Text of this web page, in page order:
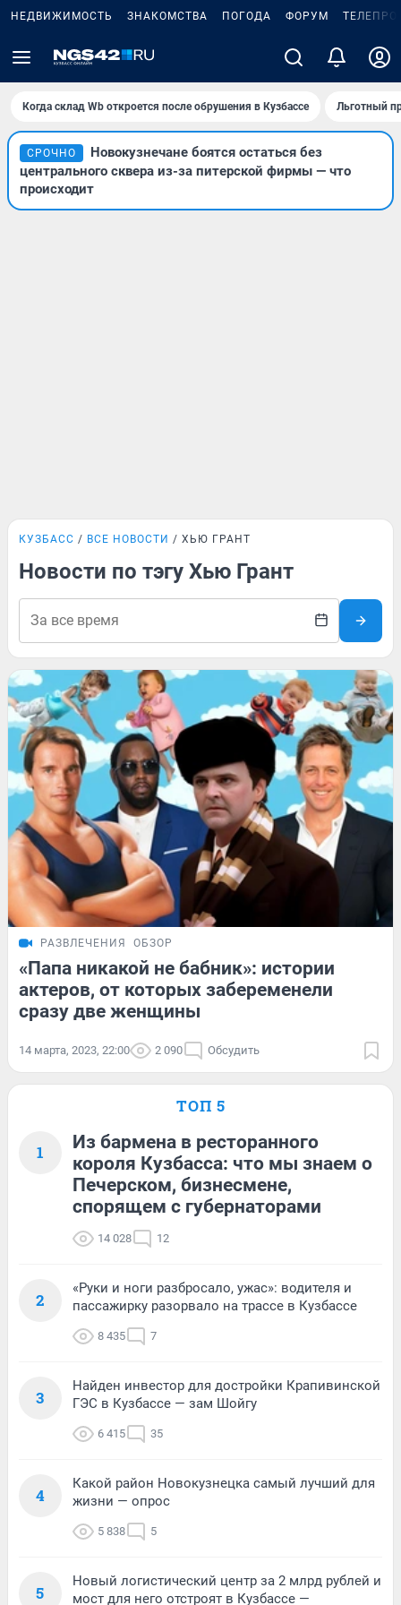
НЕДВИЖИМОСТЬ ЗНАКОМСТВА ПОГОДА ФОРУМ
Когда склад Wb откроется после обрушения в Кузбассе Льготный
СРОЧНО
Новокузнечане боятся остаться без
центрального сквера из-за питерской фирмы — что
происходит
КУЗБАСС ВСЕ НОВОСТИ ХЬЮ ГРАНТ
Новости по тэгу Хью Грант
РАЗВЛЕЧЕНИЯ ОБЗОР
«Папа никакой не бабник»: истории
актеров, от которых забеременели
сразу две женщины
14 марта, 2023, 22:00 2 090 Обсудить
ТОП 5
1
Из бармена в ресторанного
короля Кузбасса: что мы знаем о
Печерском, бизнесмене,
спорящем с губернаторами
14 028 12
2
«Руки и ноги разбросало, ужас»: водителя и
пассажирку разорвало на трассе в Кузбассе
8 435 7
3
Найден инвестор для достройки Крапивинской
ГЭС в Кузбассе — зам Шойгу
6 415 35
4
Какой район Новокузнецка самый лучший для
жизни — опрос
5 838 5
5
Новый логистический центр за 2 млрд рублей и
мост для него отстроят в Кузбассе —